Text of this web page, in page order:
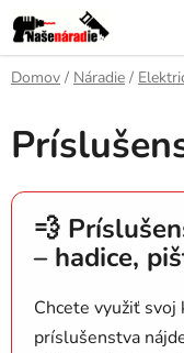
Prejsť
na
obsah
Domov / Náradie /
💨
– hadice,
Chcete využiť svoj
príslušenstva